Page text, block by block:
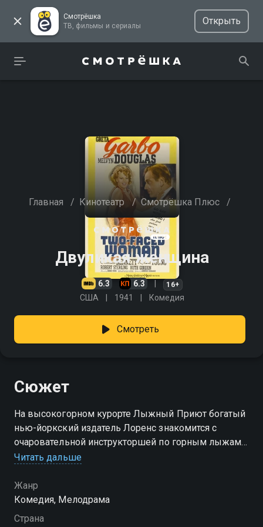
Смотрёшка
ТВ, фильмы и сериалы
Открыть
Главная / Кинотеатр / Смотрёшка Плюс /
Двуликая женщина
6.3 6.3 16+
США 1941 Комедия
Смотреть
Сюжет
На высокогорном курорте Лыжный Приют богатый
нью-йоркский издатель Лоренс знакомится с
очаровательной инструкторшей по горным лыжам
Карен. Их роман столь стремителен, что через 24
незаметно, и дела позвали молодого мужа обратно
в город. Оставив жену, он покинул заснеженные
склоны, пообещав скоро вернуться. Прошли
Читать дальше
Жанр
Комедия, Мелодрама
Страна